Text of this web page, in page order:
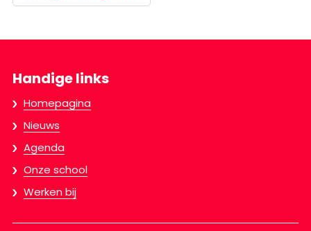
Handige links
Homepagina
Nieuws
Agenda
Onze school
Werken bij